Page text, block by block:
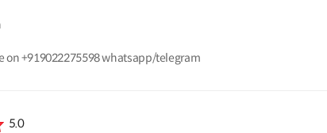
on +919022275598 whatsapp/telegram
5.0